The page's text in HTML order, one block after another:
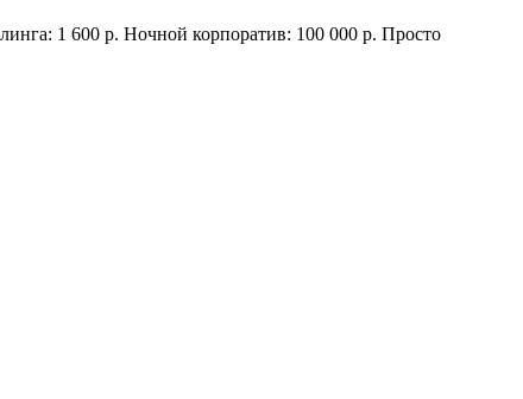
1 600 р. Ночной корпоратив: 100 000 р. Просто